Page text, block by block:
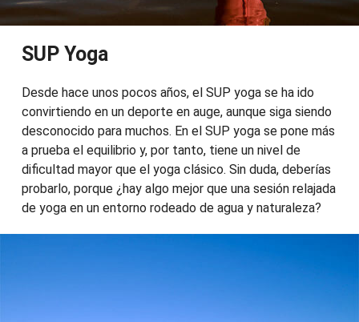
SUP Yoga
Desde hace unos pocos años, el SUP yoga se ha ido
convirtiendo en un deporte en auge, aunque siga siendo
desconocido para muchos. En el SUP yoga se pone más
a prueba el equilibrio y, por tanto, tiene un nivel de
dificultad mayor que el yoga clásico. Sin duda, deberías
probarlo, porque ¿hay algo mejor que una sesión relajada
de yoga en un entorno rodeado de agua y naturaleza?